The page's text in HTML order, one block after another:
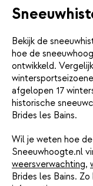
Bekijk de
hoe de
ontwikkeld.
afgelopen 17
historische
Brides les Bains.
Wil je weten hoe
Sneeuwhoogte.nl
weersverwachting,
Brides les Bains.